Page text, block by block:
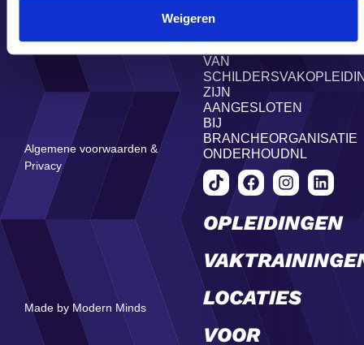
Weigeren
OPLEIDINGEN
LOCATIES
VOOR
DE LOCATIES
VAN
ZIJN
AANGESLOTEN
BIJ
BRANCHEORGANISATIE
ONDERHOUDNL
Algemene voorwaarden &
Privacy
Made by Modern Minds